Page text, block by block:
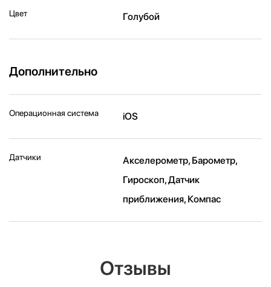
Цвет Голубой
Дополнительно
Операционная система iOS
Датчики
Акселерометр, Барометр,
Гироскоп, Датчик
приближения, Компас
Отзывы